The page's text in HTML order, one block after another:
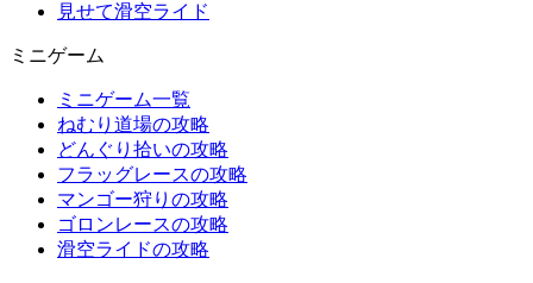
見せて滑空ライド
ミニゲーム
ミニゲーム一覧
ねむり道場の攻略
どんぐり拾いの攻略
フラッグレースの攻略
マンゴー狩りの攻略
ゴロンレースの攻略
滑空ライドの攻略